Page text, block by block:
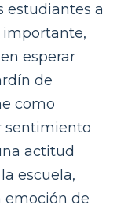
estudiantes a
esperar
de
como
sentimiento
actitud
escuela,
emoción de